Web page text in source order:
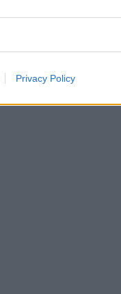
Privacy Policy
in strijd was